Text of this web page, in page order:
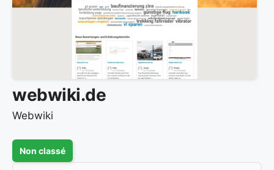
webwiki.de
Webwiki
Non classé